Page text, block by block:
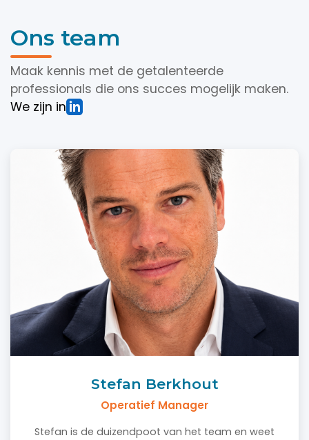
Ons team
Maak kennis met de getalenteerde
professionals die ons succes mogelijk maken.
We zijn in
Stefan Berkhout
Operatief Manager
Stefan is de duizendpoot van het team en weet